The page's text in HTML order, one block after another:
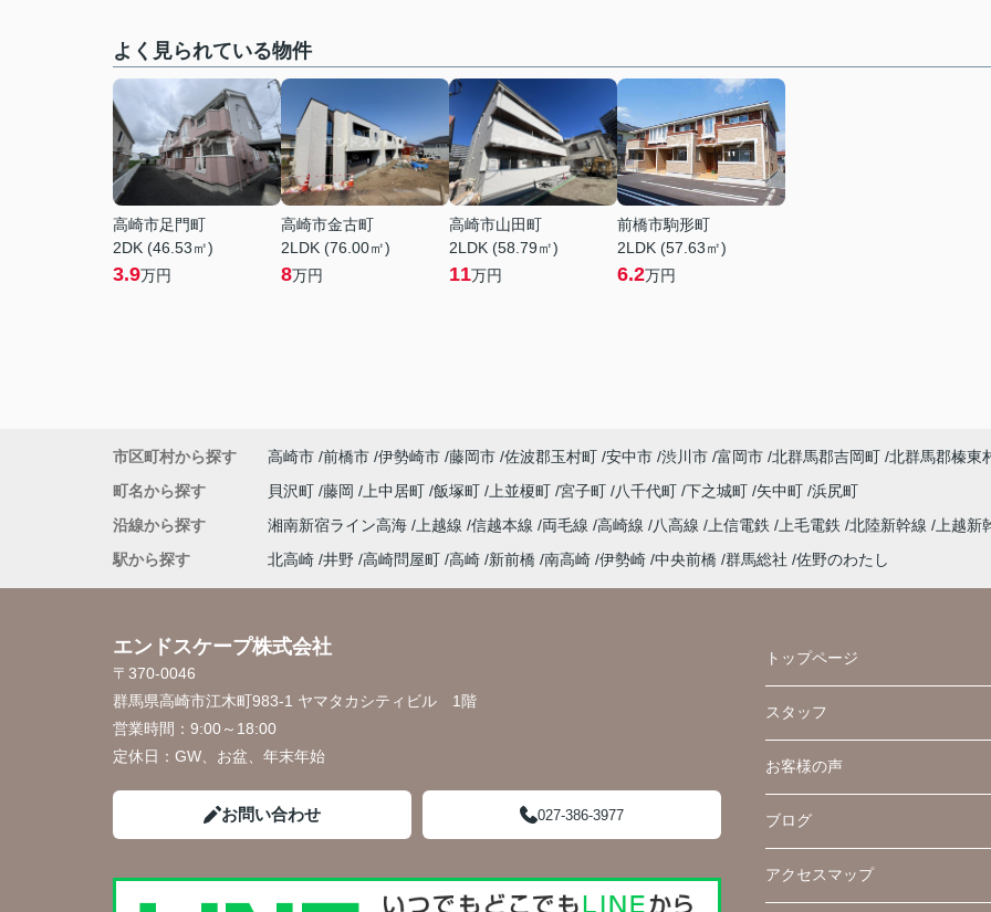
よく見られている物件
高崎市足門町
2DK (46.53㎡)
3.9万円
高崎市金古町
2LDK (76.00㎡)
8万円
高崎市山田町
2LDK (58.79㎡)
11万円
前橋市駒形町
2LDK (57.63㎡)
6.2万円
市区町村から探す 高崎市 前橋市 伊勢崎市 藤岡市 佐波郡玉村町 安中市 渋川市 富岡市 北群馬郡吉岡町 北群馬郡榛東
町名から探す
貝沢町 藤岡 上中居町 飯塚町 上並榎町 宮子町 八千代町 下之城町 矢中町 浜尻町
沿線から探す
湘南新宿ライン高海 上越線 信越本線 両毛線 高崎線 八高線 上信電鉄 上毛電鉄 北陸新幹線
上越新
駅から探す
北高崎 井野 高崎問屋町 高崎 新前橋 南高崎 伊勢崎 中央前橋 群馬総社 佐野のわたし
エンドスケープ株式会社
〒370-0046
群馬県高崎市江木町983-1 ヤマタカシティビル 1階
営業時間： 9:00～18:00
定休日： GW、お盆、年末年始
お問い合わせ 027-386-3977
トップページ
スタッフ
お客様の声
ブログ
アクセスマップ